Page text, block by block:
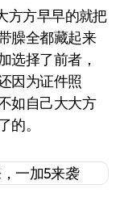
方方早早的就把
臊全都藏起来
选择了前者，
因为证件照
如自己大大方
。